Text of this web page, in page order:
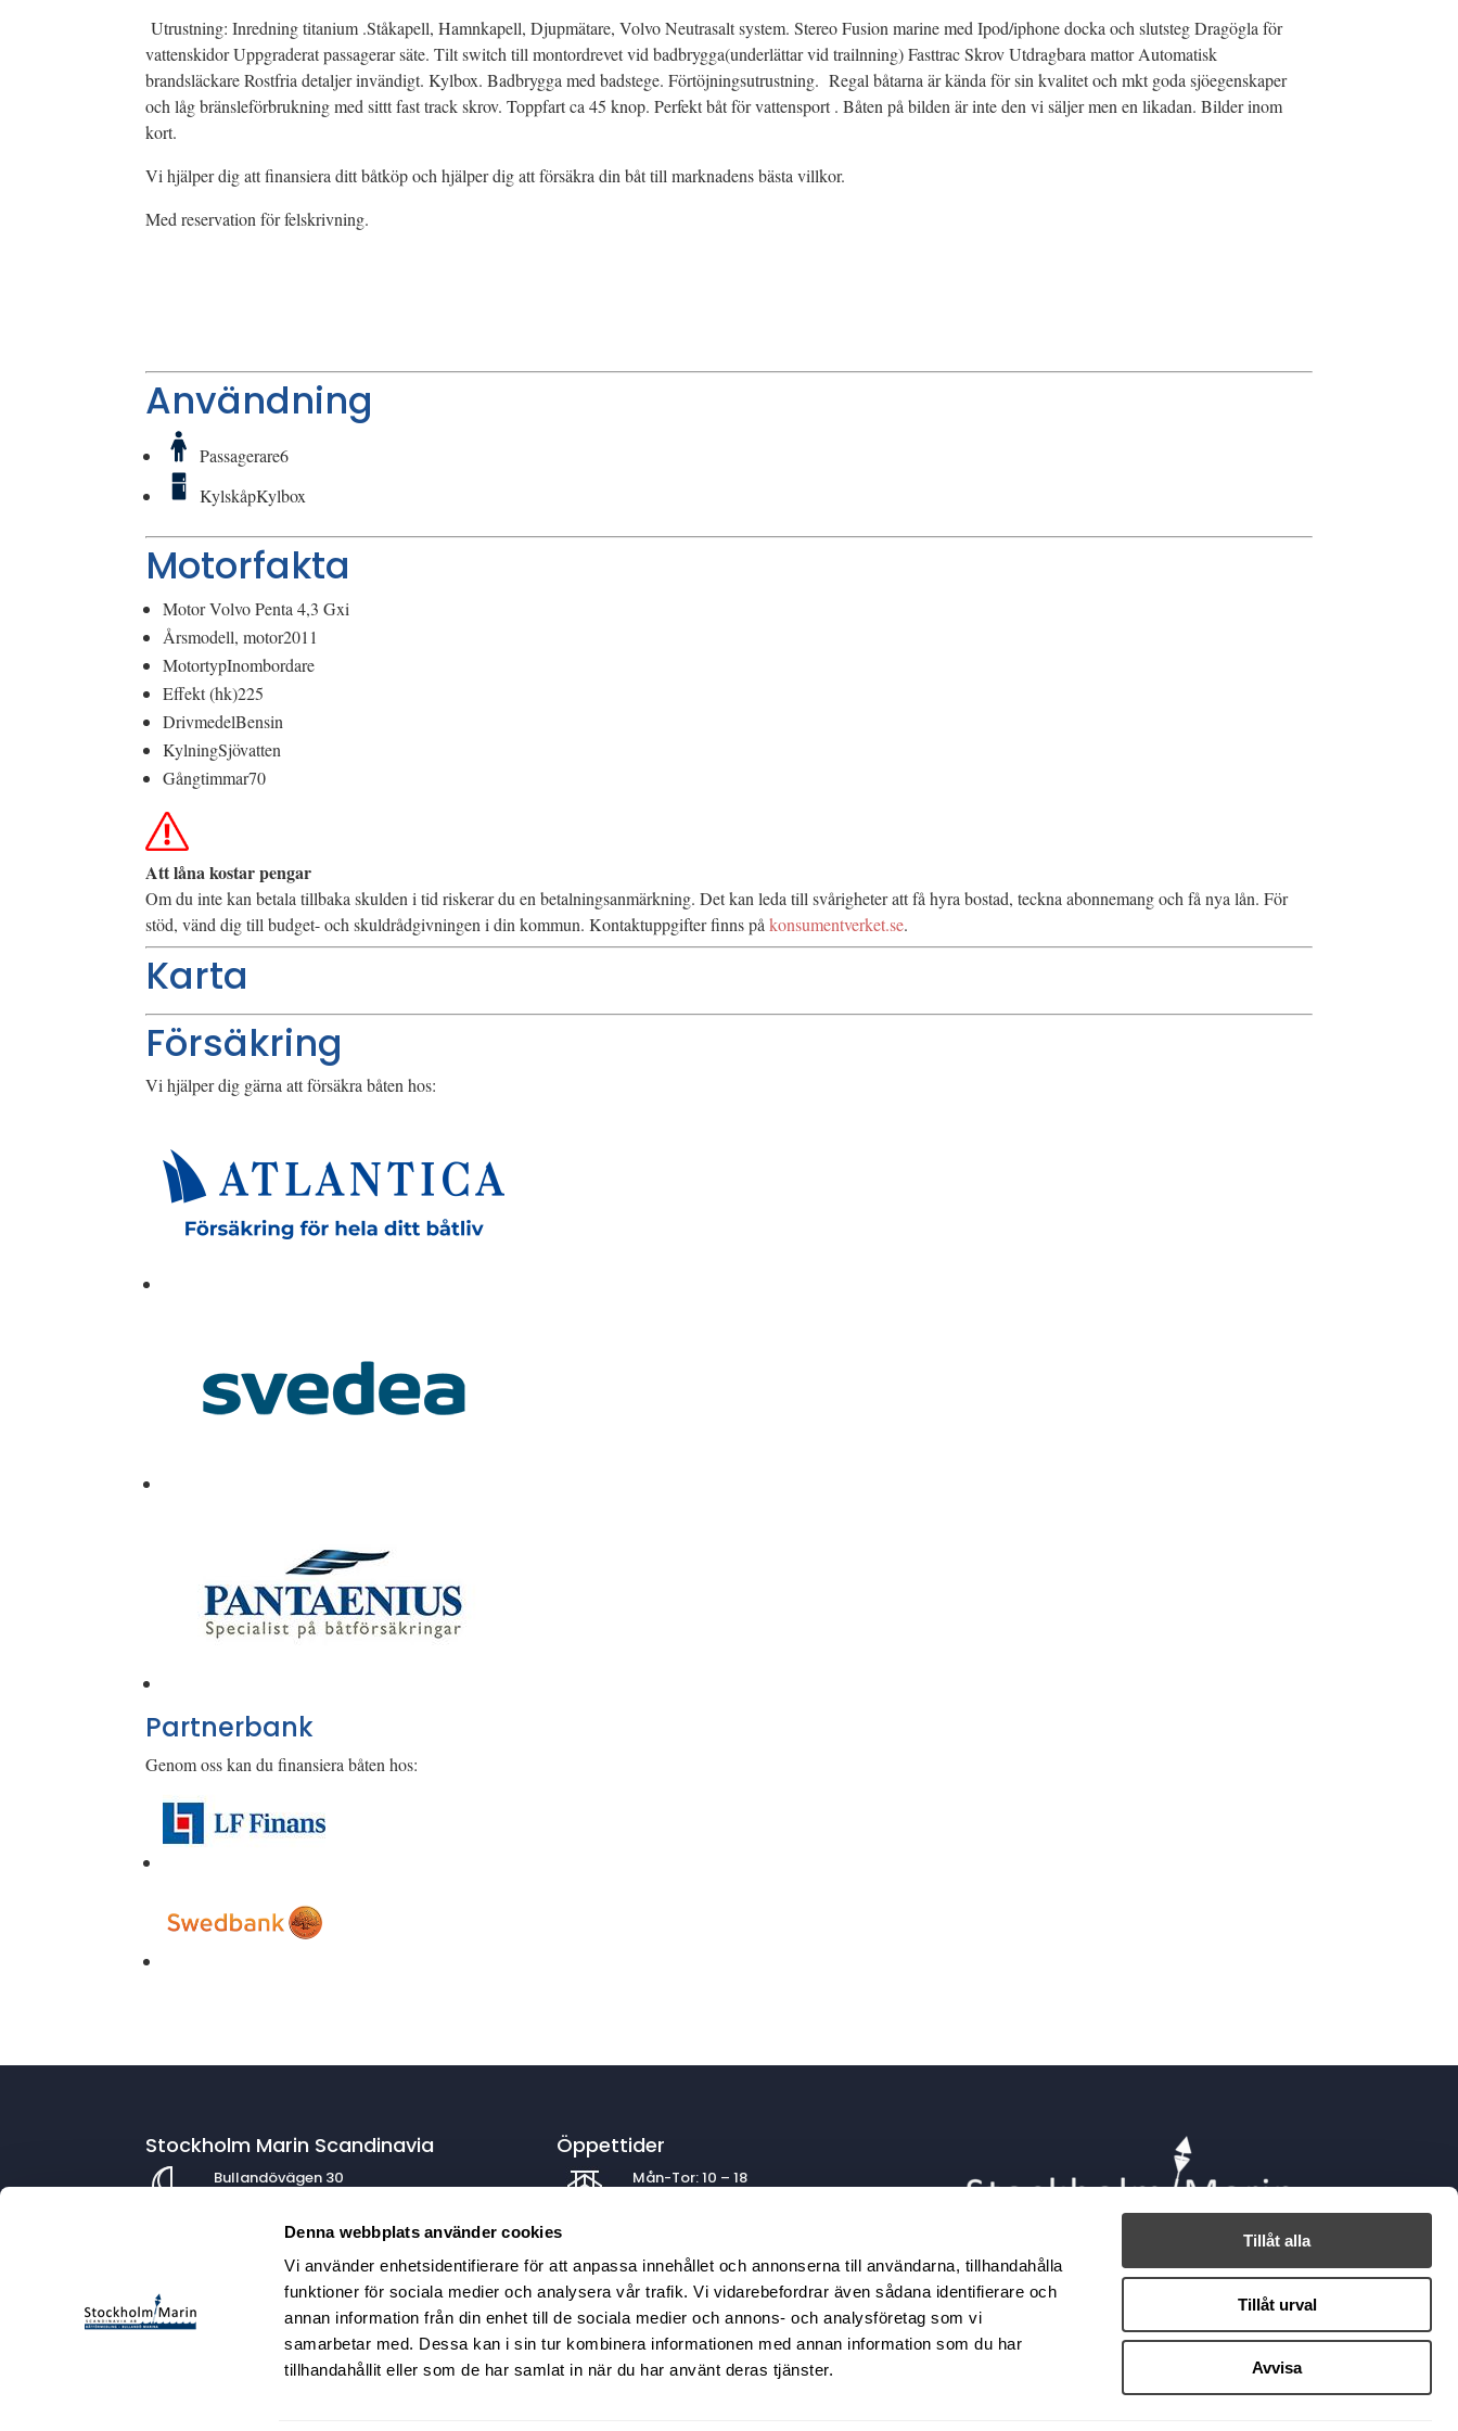
Denna webbplats använder cookies
Vi använder enhetsidentifierare för att anpassa innehållet och annonserna till användarna, tillhandahålla
funktioner för sociala medier och analysera vår trafik. Vi vidarebefordrar även sådana identifierare och
annan information från din enhet till de sociala medier och annons- och analysföretag som vi
samarbetar med. Dessa kan i sin tur kombinera informationen med annan information som du har
tillhandahållit eller som de har samlat in när du har använt deras tjänster.
Tillåt alla
Tillåt urval
Avvisa
Utrustning: Inredning titanium .Ståkapell, Hamnkapell, Djupmätare, Volvo Neutrasalt system. Stereo Fusion marine med Ipod/iphone docka och slutsteg Dragögla för
vattenskidor Uppgraderat passagerar säte. Tilt switch till montordrevet vid badbrygga(underlättar vid trailnning) Fasttrac Skrov Utdragbara mattor Automatisk
brandsläckare Rostfria detaljer invändigt. Kylbox. Badbrygga med badstege. Förtöjningsutrustning. Regal båtarna är kända för sin kvalitet och mkt goda sjöegenskaper
och låg bränsleförbrukning med sittt fast track skrov. Toppfart ca 45 knop. Perfekt båt för vattensport . Båten på bilden är inte den vi säljer men en likadan. Bilder inom
kort.
Vi hjälper dig att finansiera ditt båtköp och hjälper dig att försäkra din båt till marknadens bästa villkor.
Med reservation för felskrivning.
Användning
Passagerare6
KylskåpKylbox
Motorfakta
MotorVolvo Penta 4,3 Gxi
Årsmodell, motor2011
MotortypInombordare
Effekt (hk)225
DrivmedelBensin
KylningSjövatten
Gångtimmar70
Att låna kostar pengar
Om du inte kan betala tillbaka skulden i tid riskerar du en betalningsanmärkning. Det kan leda till svårigheter att få hyra bostad, teckna abonnemang och få nya lån. För
stöd, vänd dig till budget- och skuldrådgivningen i din kommun. Kontaktuppgifter finns påkonsumentverket.se.
Karta
Försäkring
Vi hjälper dig gärna att försäkra båten hos:
Partnerbank
Genom oss kan du finansiera båten hos:
Stockholm Marin Scandinavia
Bullandövägen 30
Kontaktuppgifter
info@stockholmmarin.se
08-571 451 20
Öppettider
Mån-Tor: 10 – 18
Köpa båt
Köp din nya segel- eller motorbåt av
oss. Klickahär .